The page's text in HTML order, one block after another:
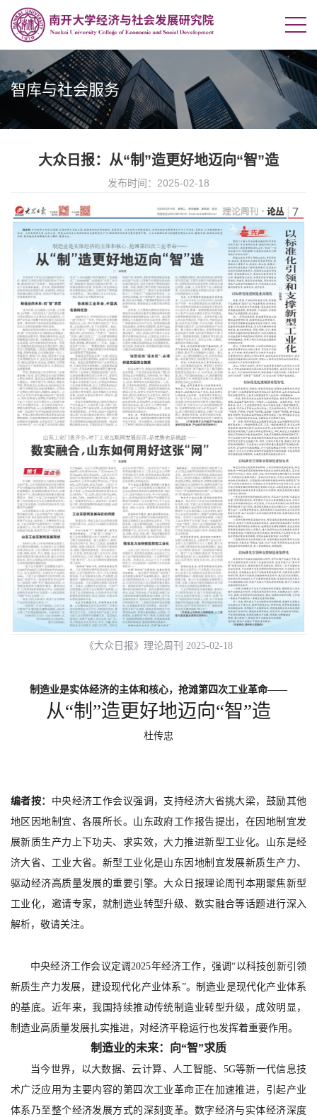
智库与社会服务
大众日报：从“制”造更好地迈向“智”造
发布时间：2025-02-18
《大众日报》理论周刊 2025-02-18
制造业是实体经济的主体和核心，抢滩第四次工业革命——
从“制”造更好地迈向“智”造
杜传忠
编者按： 中央经济工作会议强调，支持经济大省挑大梁，鼓励其他
地区因地制宜、各展所长。山东政府工作报告提出，在因地制宜发
展新质生产力上下功夫、求实效，大力推进新型工业化。 山东是经
济大省、工业大省。新型工业化是山东因地制宜发展新质生产力、
驱动经济高质量发展的重要引擎。大众日报理论周刊本期聚焦新型
工业化，邀请专家，就制造业转型升级、数实融合等话题进行深入
解析，敬请关注。
中央经济工作会议定调2025年经济工作，强调“以科技创新引领
新质生产力发展，建设现代化产业体系”。制造业是现代化产业体系
的基底。近年来，我国持续推动传统制造业转型升级，成效明显，
制造业高质量发展扎实推进，对经济平稳运行也发挥着重要作用。
制造业的未来：向“智”求质
当今世界，以大数据、云计算、人工智能、5G等新一代信息技
术广泛应用为主要内容的第四次工业革命正在加速推进，引起产业
体系乃至整个经济发展方式的深刻变革。数字经济与实体经济深度